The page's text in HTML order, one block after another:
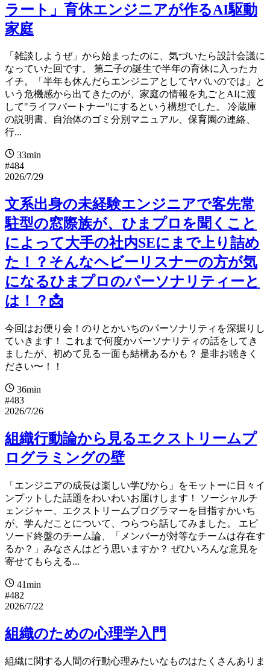
ラート」育休エンジニアが作るAI駆動
家庭
「雑談しようぜ」から始まったのに、気づいたら設計会議に
なっていた回です。 第二子の誕生で半年の育休に入ったカ
イチ。「半年も休んだらエンジニアとしてヤバいのでは」と
いう危機感から出てきたのが、家庭の情報を丸ごとAIに渡
して"ライフパートナー"にするという構想でした。 冷蔵庫
の説明書、自治体のゴミ分別マニュアル、保育園の連絡、
行...
33min
#484
2026/7/29
文系出身の未経験エンジニアで客先常
駐型の窓際族が、ひまプロを聞くこと
によって大手の社内SEにまで上り詰め
た！？そんなヘビーリスナーの方が気
になるひまプロのパーソナリティーと
は！？📩
今回はお便り会！のりとかいちのパーソナリティを深掘りし
ていきます！ これまで何度かパーソナリティの話をしてき
ましたが、初めて見る一面も結構あるかも？ 是非お聴きく
ださい〜！！
36min
#483
2026/7/26
組織行動論から見るエクストリームプ
ログラミングの壁
「エンジニアの成長は楽しい学びから」をモットーに日々イ
ンプットした話題をわいわいお届けします！ ソーシャルチ
ェンジャー、エクストリームプログラマーを目指すかいち
が、学んだことについて、つらつら話してみました。 エピ
ソード終盤のチーム論、「メンバーが対等なチームは存在す
るか？」みなさんはどう思いますか？ ぜひいろんな意見を
寄せてもらえる...
41min
#482
2026/7/22
組織のための心理学入門
組織に関する人間の行動心理みたいなものはたくさんありま